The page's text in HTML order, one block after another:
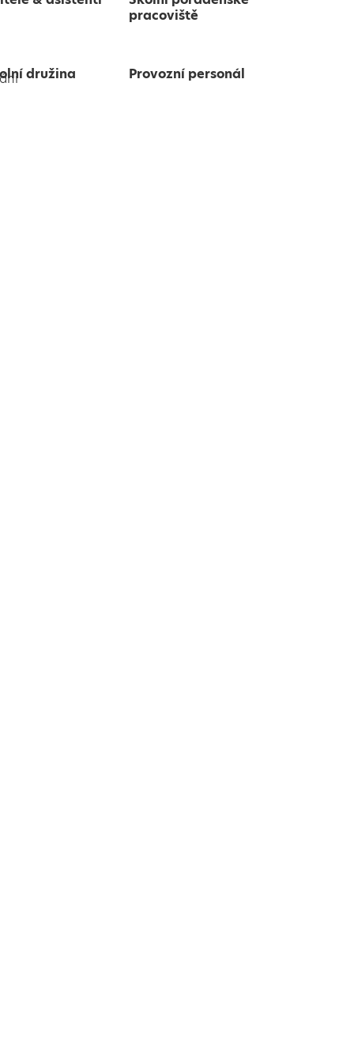
pracoviště
družina Provozní personál